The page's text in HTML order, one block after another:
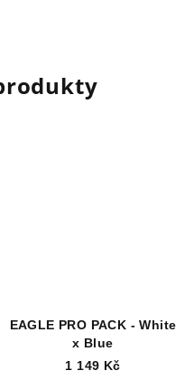
EAGLE PRO PACK - White
x Blue
1 149 Kč